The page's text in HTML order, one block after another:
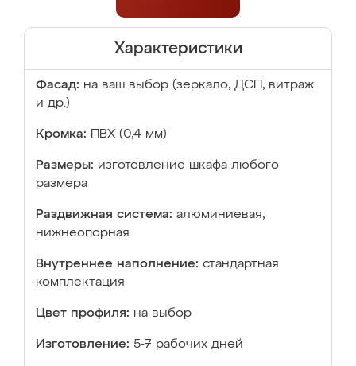
Характеристики
Фасад: на ваш выбор (зеркало, ДСП, витраж
и др.)
Кромка: ПВХ (0,4 мм)
Размеры: изготовление шкафа любого
размера
Раздвижная система: алюминиевая,
нижнеопорная
Внутреннее наполнение: стандартная
комплектация
Цвет профиля: на выбор
Изготовление: 5-7 рабочих дней